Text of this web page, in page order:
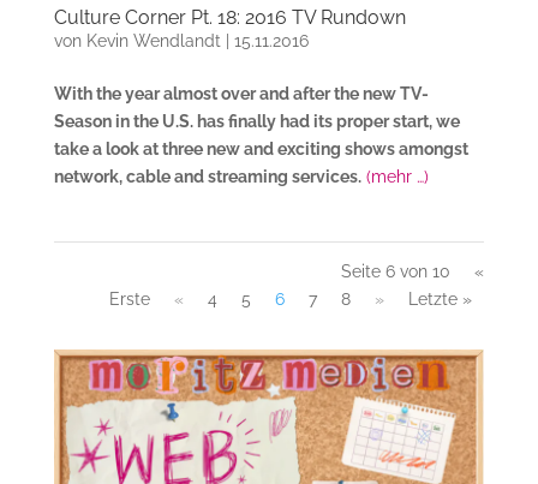
Culture Corner Pt. 18: 2016 TV Rundown
von Kevin Wendlandt| 15.11.2016
With the year almost over and after the new TV-
Season in the U.S. has finally had its proper start, we
take a look at three new and exciting shows amongst
network, cable and streaming services. (mehr …)
Seite 6 von 10
«
Erste
« 4 5 6 7 8 » Letzte »